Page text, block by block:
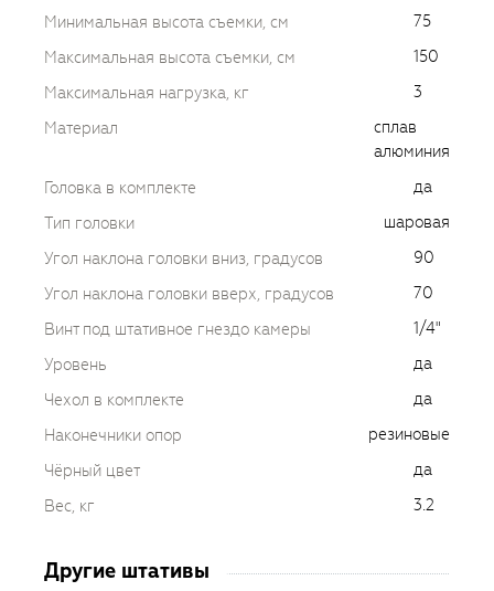
Минимальная высота съемки, см
75
Максимальная высота съемки, см
150
Максимальная нагрузка, кг
3
Материал
сплав
алюминия
Головка в комплекте
да
Тип головки
шаровая
Угол наклона головки вниз, градусов
90
Угол наклона головки вверх, градусов
70
Винт под штативное гнездо камеры
1/4"
Уровень
да
Чехол в комплекте
да
Наконечники опор
резиновые
Чёрный цвет
да
Вес, кг
3.2
Другие штативы